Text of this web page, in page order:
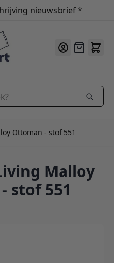
nieuwsbrief *
9.2 /10
Offerte
Ottoman - stof 551
Malloy
stof 551